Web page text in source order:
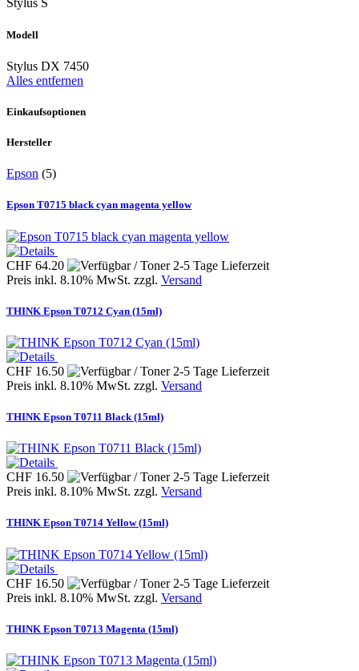
Stylus S
Modell
Stylus DX 7450
Alles entfernen
Einkaufsoptionen
Hersteller
Epson (5)
Epson T0715 black cyan magenta yellow
CHF 64.20
Preis inkl. 8.10% MwSt. zzgl. Versand
THINK Epson T0712 Cyan (15ml)
CHF 16.50
Preis inkl. 8.10% MwSt. zzgl. Versand
THINK Epson T0711 Black (15ml)
CHF 16.50
Preis inkl. 8.10% MwSt. zzgl. Versand
THINK Epson T0714 Yellow (15ml)
CHF 16.50
Preis inkl. 8.10% MwSt. zzgl. Versand
THINK Epson T0713 Magenta (15ml)